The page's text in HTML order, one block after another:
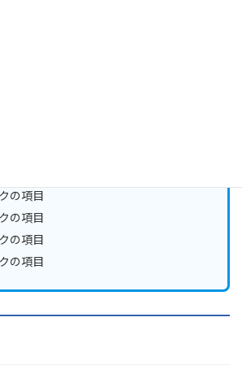
の項目
の項目
の項目
の項目